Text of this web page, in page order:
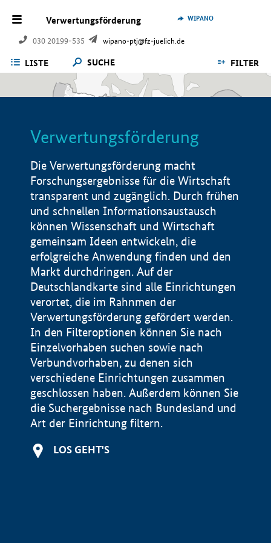
Verwertungsförderung
030 20199-535 wipano-ptj@fz-juelich.de
WIPANO
LISTE SUCHE FILTER
Verwertungsförderung
Die Verwertungsförderung macht
Forschungsergebnisse für die Wirtschaft
transparent und zugänglich. Durch frühen
und schnellen Informationsaustausch
können Wissenschaft und Wirtschaft
gemeinsam Ideen entwickeln, die
erfolgreiche Anwendung finden und den
Markt durchdringen. Auf der
Deutschlandkarte sind alle Einrichtungen
verortet, die im Rahnmen der
Verwertungsförderung gefördert werden.
In den Filteroptionen können Sie nach
Einzelvorhaben suchen sowie nach
Verbundvorhaben, zu denen sich
verschiedene Einrichtungen zusammen
geschlossen haben. Außerdem können Sie
die Suchergebnisse nach Bundesland und
Art der Einrichtung filtern.
LOS GEHT'S